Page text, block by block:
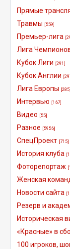
Прямые
Травмы [559]
Премьер-лига
Лига
Кубок Лиги [291]
Кубок Англии
Лига Европы [285]
Интервью [167]
Видео [55]
Разное [5956]
СпецПроект [715]
История клуба
Фоторепортаж
Женская
Новости сайта
Резерв и
Историческая
«Красные» в
100 игроков,